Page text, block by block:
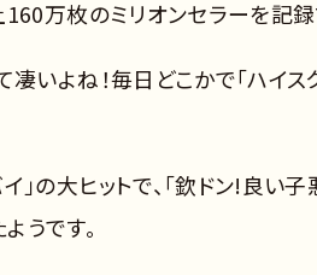
万枚のミリオンセラーを記録
いよね！毎日どこかで「ハイ
イ」の大ヒットで、「欽ドン!良
うです。